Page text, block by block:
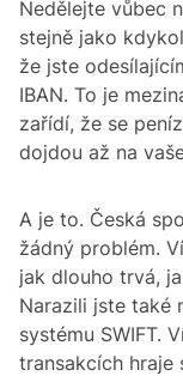
Nedělejte vůbec
stejně jako
že jste
IBAN. To je
zařídí, že se
dojdou až na
A je to. Česká
žádný problém.
jak dlouho trvá,
Narazili jste také
systému SWIFT.
transakcích hraje